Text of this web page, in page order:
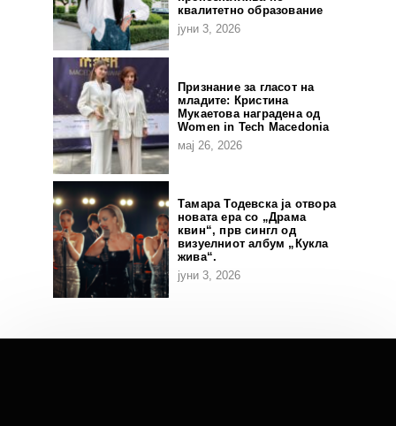
квалитетно образование
јуни 3, 2026
Признание за гласот на
младите: Кристина
Мукаетова наградена од
Women in Tech Macedonia
мај 26, 2026
Тамара Тодевска ја отвора
новата ера со „Драма
квин“, прв сингл од
визуелниот албум „Кукла
жива“.
јуни 3, 2026